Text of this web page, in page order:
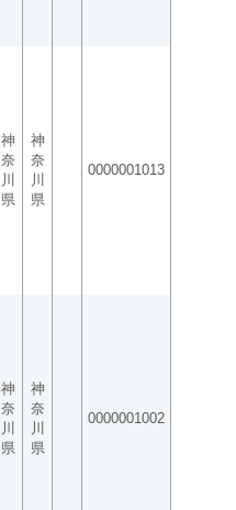
神
奈
川
県
神
奈
川
県
0000001013
神
奈
川
県
神
奈
川
県
0000001002